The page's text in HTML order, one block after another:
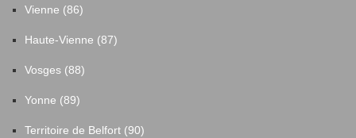
Vienne (86)
Haute-Vienne (87)
Vosges (88)
Yonne (89)
Territoire de Belfort (90)